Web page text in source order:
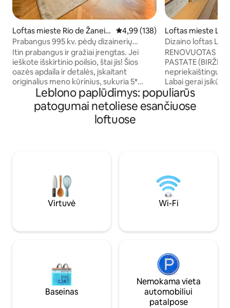
Loftas mieste Rio de Žaneir
as
Vidutinis įvertinimas: 4,99 iš 5,
4,99 (138)
Prabangus 995 kv. pėdų dizainerių
sukurtas loftas nuostabioje vietoje
Itin prabangus ir gražiai įrengtas. Jei
ieškote išskirtinio poilsio, štai jis! Šios
oazės apdaila ir detalės, įskaitant
originalius meno kūrinius, sukuria 5*
atmosferą. 108 col. ekranas, pramogų
centras, oro kondicionierius ir
apšvietimas valdomi naudojant „iPad“.
Aukštos kokybės egiptietiškos
įėjimas ir visą parą veikianti vaizdo
stebėjimo sistema užtikrina ramybę,
privatumą ir saugumą.
Loftas mieste
Dizaino loftas
RENOVUOTAS
PASTATE (BIRŽELIO 24
nepriekaištingu,
Labai gerai
RJ rajone, netoli
ir barų. Labai žavinga ir patogi aplinka,
kurioje gali
patalynė,
komplektas.
Leblono paplūdimys: populiarūs
patogumai netoliese esančiuose
loftuose
Virtuvė Wi-Fi
Baseinas
Nemokama vieta
automobiliui
patalpose